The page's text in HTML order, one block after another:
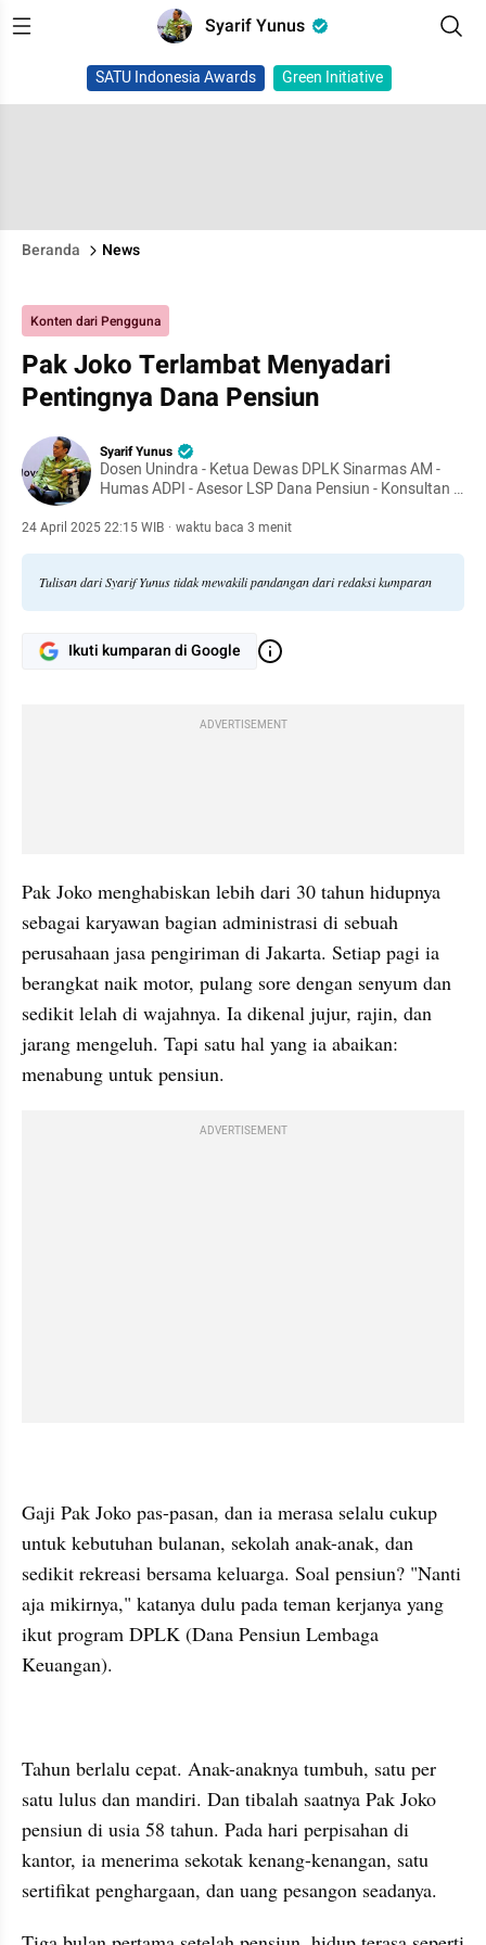
Syarif Yunus
SATU Indonesia Awards Green Initiative
Beranda News
Konten dari Pengguna
Pak Joko Terlambat Menyadari
Pentingnya Dana Pensiun
Syarif Yunus
Dosen Unindra - Ketua Dewas DPLK Sinarmas AM -
Humas ADPI - Asesor LSP Dana Pensiun - Konsultan -
Pustaka - Penulis 54 buku
24 April 2025 22:15 WIB · waktu baca 3 menit
Tulisan dari Syarif Yunus tidak mewakili pandangan dari redaksi kumparan
Ikuti kumparan di Google
ADVERTISEMENT
Pak Joko menghabiskan lebih dari 30 tahun hidupnya
sebagai karyawan bagian administrasi di sebuah
perusahaan jasa pengiriman di Jakarta. Setiap pagi ia
berangkat naik motor, pulang sore dengan senyum dan
sedikit lelah di wajahnya. Ia dikenal jujur, rajin, dan
jarang mengeluh. Tapi satu hal yang ia abaikan:
menabung untuk pensiun.
ADVERTISEMENT
Gaji Pak Joko pas-pasan, dan ia merasa selalu cukup
untuk kebutuhan bulanan, sekolah anak-anak, dan
sedikit rekreasi bersama keluarga. Soal pensiun? "Nanti
aja mikirnya," katanya dulu pada teman kerjanya yang
ikut program DPLK (Dana Pensiun Lembaga
Keuangan).
Tahun berlalu cepat. Anak-anaknya tumbuh, satu per
satu lulus dan mandiri. Dan tibalah saatnya Pak Joko
pensiun di usia 58 tahun. Pada hari perpisahan di
kantor, ia menerima sekotak kenang-kenangan, satu
sertifikat penghargaan, dan uang pesangon seadanya.